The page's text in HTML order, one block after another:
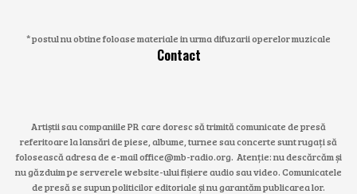
* postul nu obtine foloase materiale in urma difuzarii operelor muzicale
Contact
Artiștii sau companiile PR care doresc să trimită comunicate de presă
referitoare la lansări de piese, albume, turnee sau concerte sunt rugați să
folosească adresa de e-mail office@mb-radio.org. Atenție: nu descărcăm și
nu găzduim pe serverele website-ului fișiere audio sau video. Comunicatele
de presă se supun politicilor editoriale și nu garantăm publicarea lor.